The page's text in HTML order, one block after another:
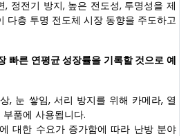
, 정전기 방지, 높은 전도성, 투명성을 제
다층 투명 전도체 시장 동향을 주도하고
빠른 연평균 성장률을 기록할 것으로 예
, 눈 쌓임, 서리 방지를 위해 카메라, 열
품에 사용됩니다.
대한 수요가 증가함에 따라 난방 분야